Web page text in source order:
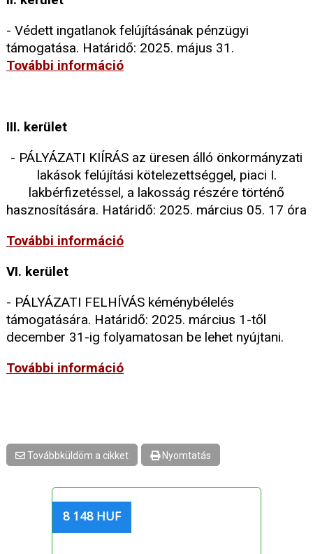
- Védett ingatlanok felújításának pénzügyi
támogatása. Határidő: 2025. május 31.
További információ
III. kerület
- PÁLYÁZATI KIÍRÁS az üresen álló önkormányzati
lakások felújítási kötelezettséggel, piaci I.
lakbérfizetéssel, a lakosság részére történő
hasznosítására. Határidő: 2025. március 05. 17 óra
További információ
VI. kerület
- PÁLYÁZATI FELHÍVÁS kéménybélelés
támogatására. Határidő: 2025. március 1-től
december 31-ig folyamatosan be lehet nyújtani.
További információ
Továbbküldöm a cikket Nyomtatás
8 148 HUF